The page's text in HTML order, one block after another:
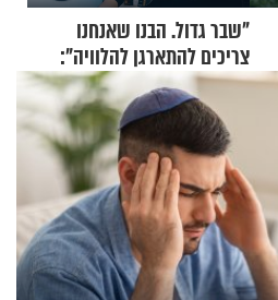
"שבר גדול. הבנו שאנחנו
צריכים להתארגן להלוויה":
זוגיות במבחן, הפעם עם מרים
וגד דנינו